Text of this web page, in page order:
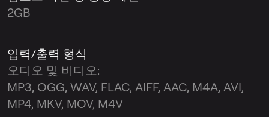
2GB
입력/출력 형식
오디오 및 비디오:
MP3, OGG, WAV, FLAC, AIFF, AAC, M4A, AVI,
MP4, MKV, MOV, M4V